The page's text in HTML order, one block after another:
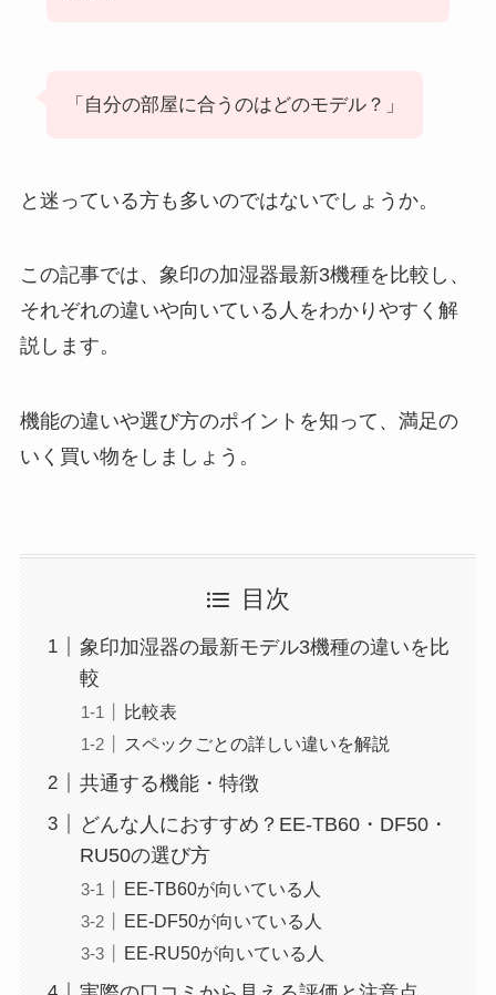
「自分の部屋に合うのはどのモデル？」
と迷っている方も多いのではないでしょうか。
この記事では、象印の加湿器最新3機種を比較し、
それぞれの違いや向いている人をわかりやすく解
説します。
機能の違いや選び方のポイントを知って、満足の
いく買い物をしましょう。
目次
象印加湿器の最新モデル3機種の違いを比
較
比較表
スペックごとの詳しい違いを解説
共通する機能・特徴
どんな人におすすめ？EE-TB60・DF50・
RU50の選び方
EE-TB60が向いている人
EE-DF50が向いている人
EE-RU50が向いている人